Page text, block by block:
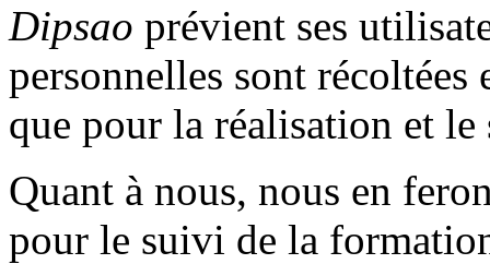
Dipsao prévient ses
personnelles sont
que pour la réalisation et
Quant à nous, nous en
pour le suivi de la